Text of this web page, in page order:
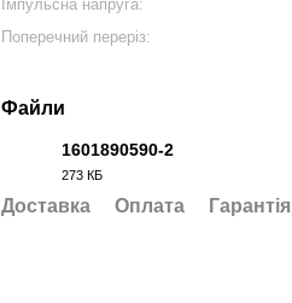
Імпульсна напруга:
Поперечний переріз:
Файли
1601890590-2
273 КБ
Доставка Оплата Гарантія